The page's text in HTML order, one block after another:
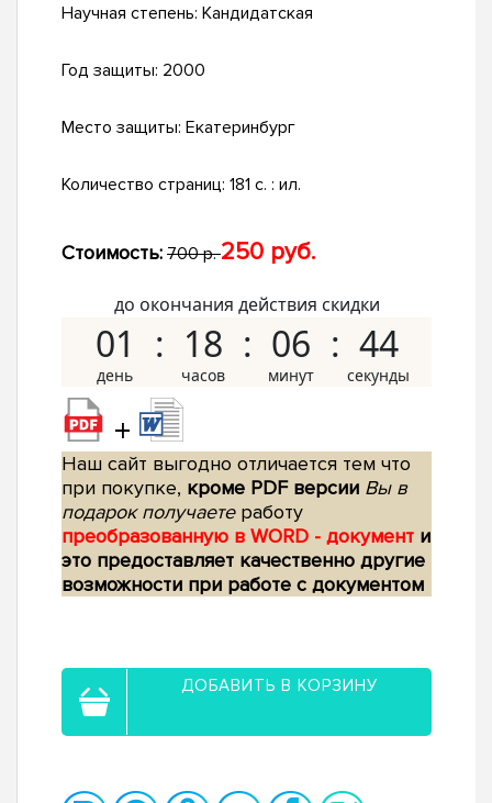
Научная степень: Кандидатская
Год защиты: 2000
Место защиты: Екатеринбург
Количество страниц: 181 с. : ил.
Стоимость: 700 р.250 руб.
до окончания действия скидки
01 18 06 43
+
Наш сайт выгодно отличается тем что
при покупке, кроме PDF версии Вы в
подарок получаетеработу
преобразованную в WORD - документ и
это предоставляет качественно другие
возможности при работе с документом
ДОБАВИТЬ В КОРЗИНУ